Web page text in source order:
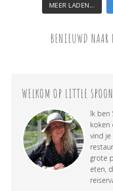
MEER LADEN...
BENIEUWD
WELKOM OP LITTLE
Ik ben
koken
vind
grote
eten,